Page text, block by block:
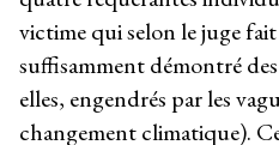
victime qui selon le juge
suffisamment démontré
elles, engendrés par les
changement climatique).